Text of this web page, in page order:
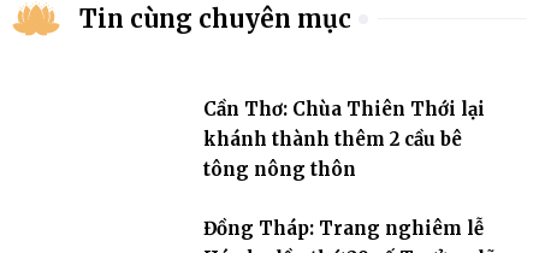
Tin cùng chuyên mục
Cần Thơ: Chùa Thiên Thới lại
khánh thành thêm 2 cầu bê
tông nông thôn
Đồng Tháp: Trang nghiêm lễ